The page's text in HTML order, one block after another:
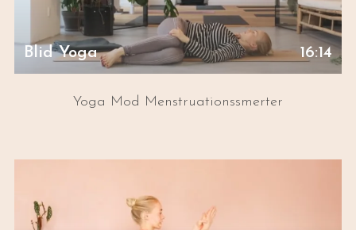
Blid Yoga 16:14
Yoga Mod Menstruationssmerter